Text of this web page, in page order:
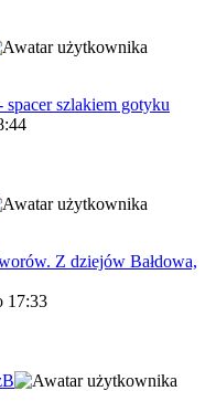
szlakiem gotyku
Z dziejów Bałdowa,
17:33